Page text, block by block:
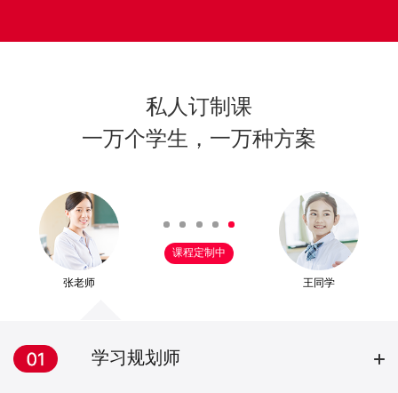
私人订制课
一万个学生，一万种方案
张老师
课程定制中
王同学
学习规划师